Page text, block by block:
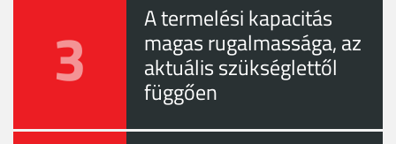
3 A termelési kapacitás
magas rugalmassága, az
aktuális szükséglettől
függően